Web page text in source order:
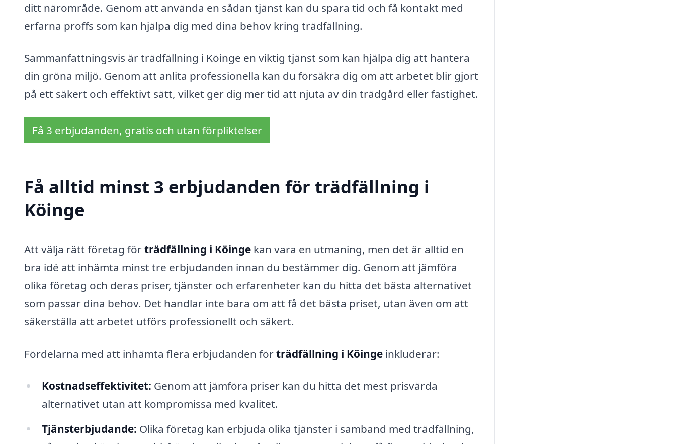
ditt närområde. Genom att använda en sådan tjänst kan du spara tid och få kontakt med
erfarna proffs som kan hjälpa dig med dina behov kring trädfällning.
Sammanfattningsvis är trädfällning i Köinge en viktig tjänst som kan hjälpa dig att hantera
din gröna miljö. Genom att anlita professionella kan du försäkra dig om att arbetet blir gjort
på ett säkert och effektivt sätt, vilket ger dig mer tid att njuta av din trädgård eller fastighet.
Få 3 erbjudanden, gratis och utan förpliktelser
Få alltid minst 3 erbjudanden för trädfällning i
Köinge
Att välja rätt företag förträdfällning i Köinge kan vara en utmaning, men det är alltid en
bra idé att inhämta minst tre erbjudanden innan du bestämmer dig. Genom att jämföra
olika företag och deras priser, tjänster och erfarenheter kan du hitta det bästa alternativet
som passar dina behov. Det handlar inte bara om att få det bästa priset, utan även om att
säkerställa att arbetet utförs professionellt och säkert.
Fördelarna med att inhämta flera erbjudanden förträdfällning i Köinge inkluderar:
Kostnadseffektivitet: Genom att jämföra priser kan du hitta det mest prisvärda
alternativet utan att kompromissa med kvalitet.
Tjänsterbjudande: Olika företag kan erbjuda olika tjänster i samband med trädfällning,